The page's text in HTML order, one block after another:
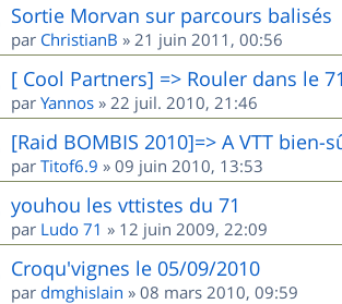
Sortie Morvan sur parcours balisés
par ChristianB » 21 juin 2011, 00:56
[ Cool Partners] => Rouler dans le 71
par Yannos » 22 juil. 2010, 21:46
[Raid BOMBIS 2010]=> A VTT bien-
par Titof6.9 » 09 juin 2010, 13:53
youhou les vttistes du 71
par Ludo 71 » 12 juin 2009, 22:09
Croqu'vignes le 05/09/2010
par dmghislain » 08 mars 2010, 09:59